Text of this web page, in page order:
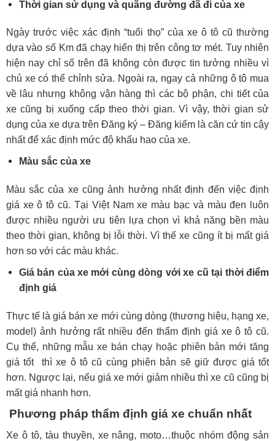
Thời gian sử dụng và quãng đường đã đi của xe
Ngày trước việc xác định “tuổi thọ” của xe ô tô cũ thường
dựa vào số Km đã chạy hiển thị trên công tơ mét. Tuy nhiên
hiện nay chỉ số trên đã không còn được tin tưởng nhiều vì
chủ xe có thể chỉnh sửa. Ngoài ra, ngay cả những ô tô mua
về lâu nhưng không vận hàng thì các bộ phận, chi tiết của
xe cũng bị xuống cấp theo thời gian. Vì vậy, thời gian sử
dụng của xe dựa trên Đăng ký – Đăng kiểm là căn cứ tin cậy
nhất để xác định mức độ khấu hao của xe.
Màu sắc của xe
Màu sắc của xe cũng ảnh hưởng nhất định đến việc định
giá xe ô tô cũ. Tại Việt Nam xe màu bạc và màu đen luôn
được nhiều người ưu tiên lựa chọn vì khả năng bền màu
theo thời gian, không bị lỗi thời. Vì thế xe cũng ít bị mất giá
hơn so với các màu khác.
Giá bán của xe mới cùng dòng với xe cũ tại thời điểm
định giá
Thực tế là giá bán xe mới cùng dòng (thương hiệu, hạng xe,
model) ảnh hưởng rất nhiều đến thẩm định giá xe ô tô cũ.
Cụ thể, những mẫu xe bán chạy hoặc phiên bản mới tăng
giá tốt thì xe ô tô cũ cùng phiên bản sẽ giữ được giá tốt
hơn. Ngược lại, nếu giá xe mới giảm nhiều thì xe cũ cũng bị
mất giá nhanh hơn.
Phương pháp thẩm định giá xe chuẩn nhất
Xe ô tô, tàu thuyền, xe nâng, moto…thuộc nhóm động sản